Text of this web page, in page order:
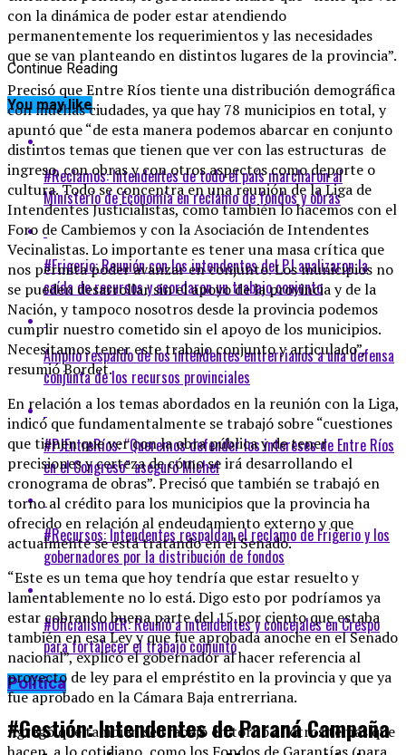
con la dinámica de poder estar atendiendo
permanentemente los requerimientos y las necesidades
que se van planteando en distintos lugares de la provincia”.
Precisó que Entre Ríos tiente una distribución demográfica
con muchas ciudades, ya que hay 78 municipios en total, y
apuntó que “de esta manera podemos abarcar en conjunto
distintos temas que tienen que ver con las estructuras de
ingreso, con obras y con otros aspectos como deporte o
cultura. Todo se concentra en una reunión de la Liga de
Intendentes Justicialistas, como también lo hacemos con el
Foro de Cambiemos y con la Asociación de Intendentes
Vecinalistas. Lo importante es tener una masa crítica que
nos permita poder avanzar en conjunto. Los municipios no
se pueden desarrollar sin el apoyo de la provincia y de la
Nación, y tampoco nosotros desde la provincia podemos
cumplir nuestro cometido sin el apoyo de los municipios.
Necesitamos tener este trabajo conjunto y articulado”,
resumió Bordet.
En relación a los temas abordados en la reunión con la Liga,
indicó que fundamentalmente se trabajó sobre “cuestiones
que tienen que ver con la obra pública y de tener
precisiones y certeza de cómo se irá desarrollando el
cronograma de obras”. Precisó que también se trabajó en
torno al crédito para los municipios que la provincia ha
ofrecido en relación al endeudamiento externo y que
actualmente se está tratando en el Senado.
“Este es un tema que hoy tendría que estar resuelto y
lamentablemente no lo está. Digo esto por podríamos ya
estar cobrando buena parte del 15 por ciento que estaba
también en esa Ley y que fue aprobada anoche en el Senado
nacional”, explicó el gobernador al hacer referencia al
proyecto de ley para el empréstito en la provincia y que ya
fue aprobado en la Cámara Baja entrerriana.
Agregó que también se trabajó en torno a “otros temas que
Continue Reading
You may like
#Reclamos: Intendentes de todo el país marcharon al
Ministerio de Economía en reclamo de fondos y obras
#Frigerio: Reunión con los intendentes del PJ analizaron la
caída de recursos y acordaron un trabajo conjunto
Amplio respaldo de los intendentes entrerrianos a una defensa
conjunta de los recursos provinciales
#PJEntreRíos: “Queremos defender los intereses de Entre Ríos
en el Congreso” aseguró Michel
#Recursos: Intendentes respaldan el reclamo de Frigerio y los
gobernadores por la distribución de fondos
#OficialismoER: Reunió a intendentes y concejales en Crespo
para fortalecer el trabajo conjunto
Política
#Gestión: Intendentes de Paraná Campaña